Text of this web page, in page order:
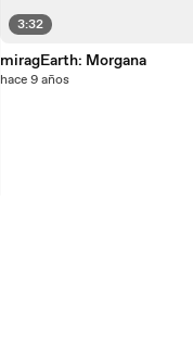
3:32
miragEarth: Morgana
hace 9 años